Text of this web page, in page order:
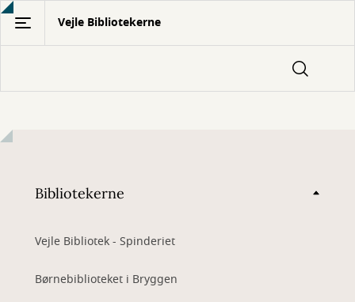
Gå
hovedindhold
Vejle Bibliotekerne
Bibliotekerne
Vejle Bibliotek - Spinderiet
Børnebiblioteket i Bryggen